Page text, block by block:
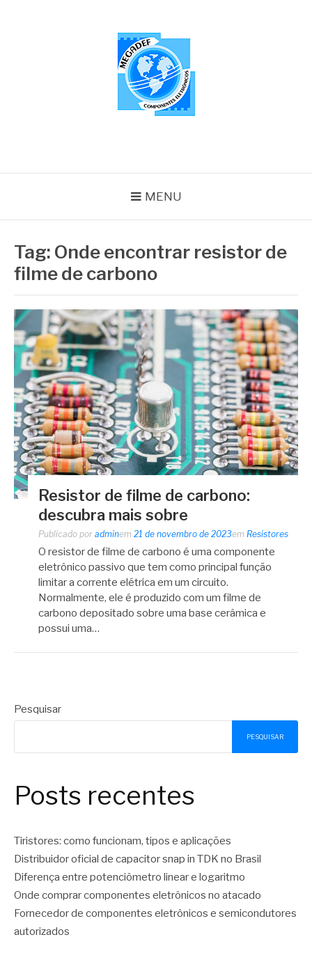
MENU
Tag: Onde encontrar resistor de
filme de carbono
Resistor de filme de carbono:
descubra mais sobre
Publicado por adminem 21 de novembro de 2023em Resistores
O resistor de filme de carbono é uma componente
eletrônico passivo que tem como principal função
limitar a corrente elétrica em um circuito.
Normalmente, ele é produzido com um filme de
carbono depositado sobre uma base cerâmica e
possui uma…
Pesquisar
PESQUISAR
Posts recentes
Tiristores: como funcionam, tipos e aplicações
Distribuidor oficial de capacitor snap in TDK no Brasil
Diferença entre potenciômetro linear e logaritmo
Onde comprar componentes eletrônicos no atacado
Fornecedor de componentes eletrônicos e semicondutores
autorizados